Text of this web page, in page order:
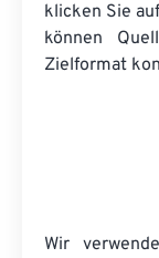
klicken Sie
können
Zielformat
Wir